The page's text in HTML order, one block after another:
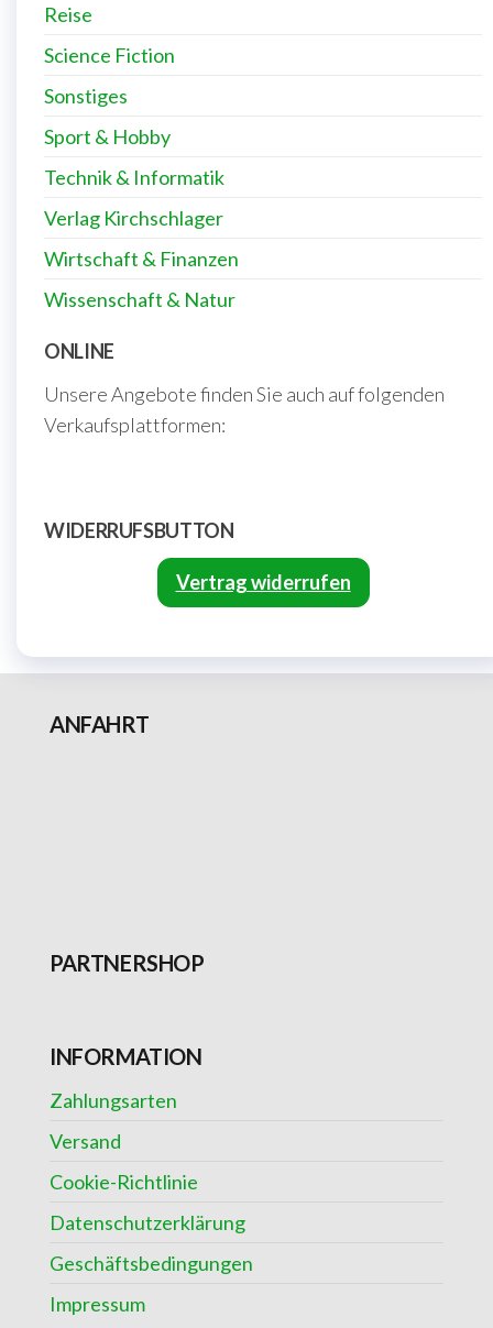
Reise
Science Fiction
Sonstiges
Sport & Hobby
Technik & Informatik
Verlag Kirchschlager
Wirtschaft & Finanzen
Wissenschaft & Natur
ONLINE
Unsere Angebote finden Sie auch auf folgenden
Verkaufsplattformen:
WIDERRUFSBUTTON
Vertrag widerrufen
ANFAHRT
PARTNERSHOP
INFORMATION
Zahlungsarten
Versand
Cookie-Richtlinie
Datenschutzerklärung
Geschäftsbedingungen
Impressum